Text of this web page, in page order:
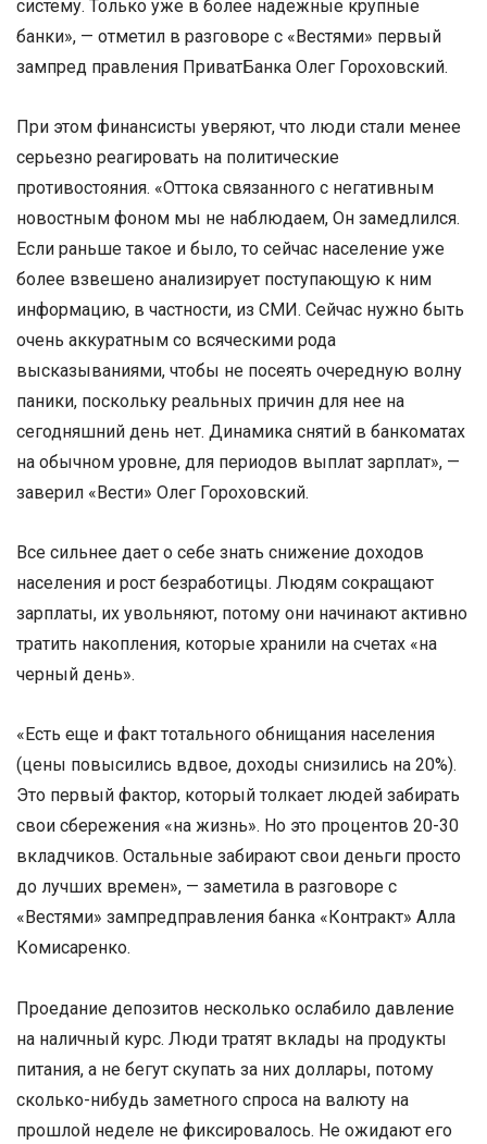
систему. Только уже в более надежные крупные
банки», — отметил в разговоре с «Вестями» первый
зампред правления ПриватБанка Олег Гороховский.
При этом финансисты уверяют, что люди стали менее
серьезно реагировать на политические
противостояния. «Оттока связанного с негативным
новостным фоном мы не наблюдаем, Он замедлился.
Если раньше такое и было, то сейчас население уже
более взвешено анализирует поступающую к ним
информацию, в частности, из СМИ. Сейчас нужно быть
очень аккуратным со всяческими рода
высказываниями, чтобы не посеять очередную волну
паники, поскольку реальных причин для нее на
сегодняшний день нет. Динамика снятий в банкоматах
на обычном уровне, для периодов выплат зарплат», —
заверил «Вести» Олег Гороховский.
Все сильнее дает о себе знать снижение доходов
населения и рост безработицы. Людям сокращают
зарплаты, их увольняют, потому они начинают активно
тратить накопления, которые хранили на счетах «на
черный день».
«Есть еще и факт тотального обнищания населения
(цены повысились вдвое, доходы снизились на 20%).
Это первый фактор, который толкает людей забирать
свои сбережения «на жизнь». Но это процентов 20-30
вкладчиков. Остальные забирают свои деньги просто
до лучших времен», — заметила в разговоре с
«Вестями» зампредправления банка «Контракт» Алла
Комисаренко.
Проедание депозитов несколько ослабило давление
на наличный курс. Люди тратят вклады на продукты
питания, а не бегут скупать за них доллары, потому
сколько-нибудь заметного спроса на валюту на
прошлой неделе не фиксировалось. Не ожидают его